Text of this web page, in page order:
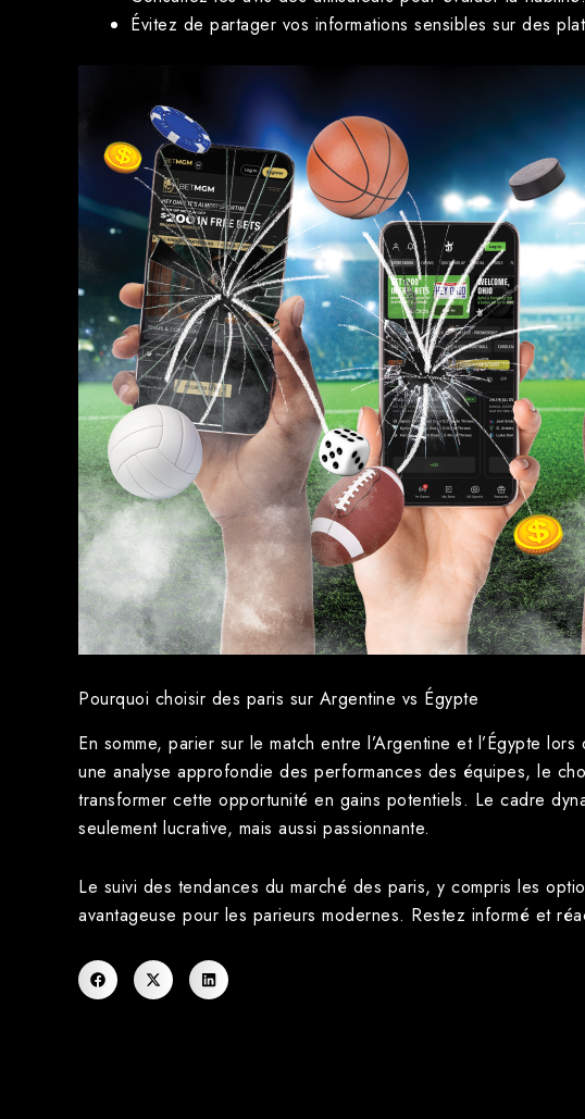
Évitez de partager vos informations sensibles sur des
Pourquoi choisir des paris sur Argentine vs Égypte
En somme, parier sur le match entre l’Argentine et l’Égypte
une analyse approfondie des performances des équipes, le
transformer cette opportunité en gains potentiels. Le cadre
seulement lucrative, mais aussi passionnante.
Le suivi des tendances du marché des paris, y compris les
avantageuse pour les parieurs modernes. Restez informé et